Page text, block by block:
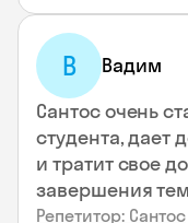
В Вадим
Сантос очень
студента, дает
и тратит свое
завершения
Репетитор: Сантос